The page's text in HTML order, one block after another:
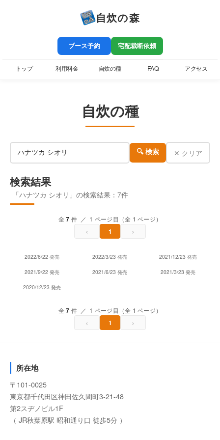
自炊の森
ブース予約 宅配裁断依頼
トップ 利用料金 自炊の種 FAQ アクセス
自炊の種
🔍 検索 ✕ クリア
検索結果
「ハナツカ シオリ」の検索結果：7件
全7 件 ／ 1 ページ目（全 1 ページ）
‹ 1 ›
2022/6/22 発売 2022/3/23 発売 2021/12/23 発売
2021/9/22 発売 2021/6/23 発売 2021/3/23 発売
2020/12/23 発売
全7 件 ／ 1 ページ目（全 1 ページ）
‹ 1 ›
所在地
〒101-0025
東京都千代田区神田佐久間町3-21-48
第2スヂノビル1F
（ JR秋葉原駅 昭和通り口 徒歩5分 ）